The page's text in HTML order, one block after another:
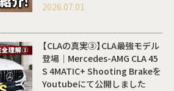
2026.07.01
【CLAの真実③】CLA最強モデル
登場｜Mercedes-AMG CLA 45
S 4MATIC+ Shooting Brakeを
Youtubeにて公開しました